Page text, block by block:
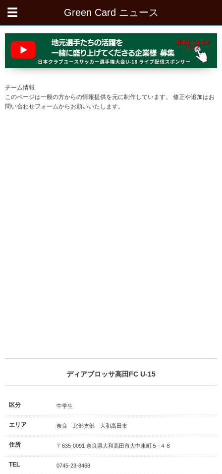
Green Card ニュース
チーム情報
このページは一般の方からの情報提供を元に制作しています。 修正や追加はお
問い合わせフォームからお願いいたします。
ディアブロッサ高田FC U-15
区分 中学生
エリア 奈良 北部支部 大和高田市
住所 〒635-0091 奈良県大和高田市大中東町５−４８
TEL 0745-23-8468